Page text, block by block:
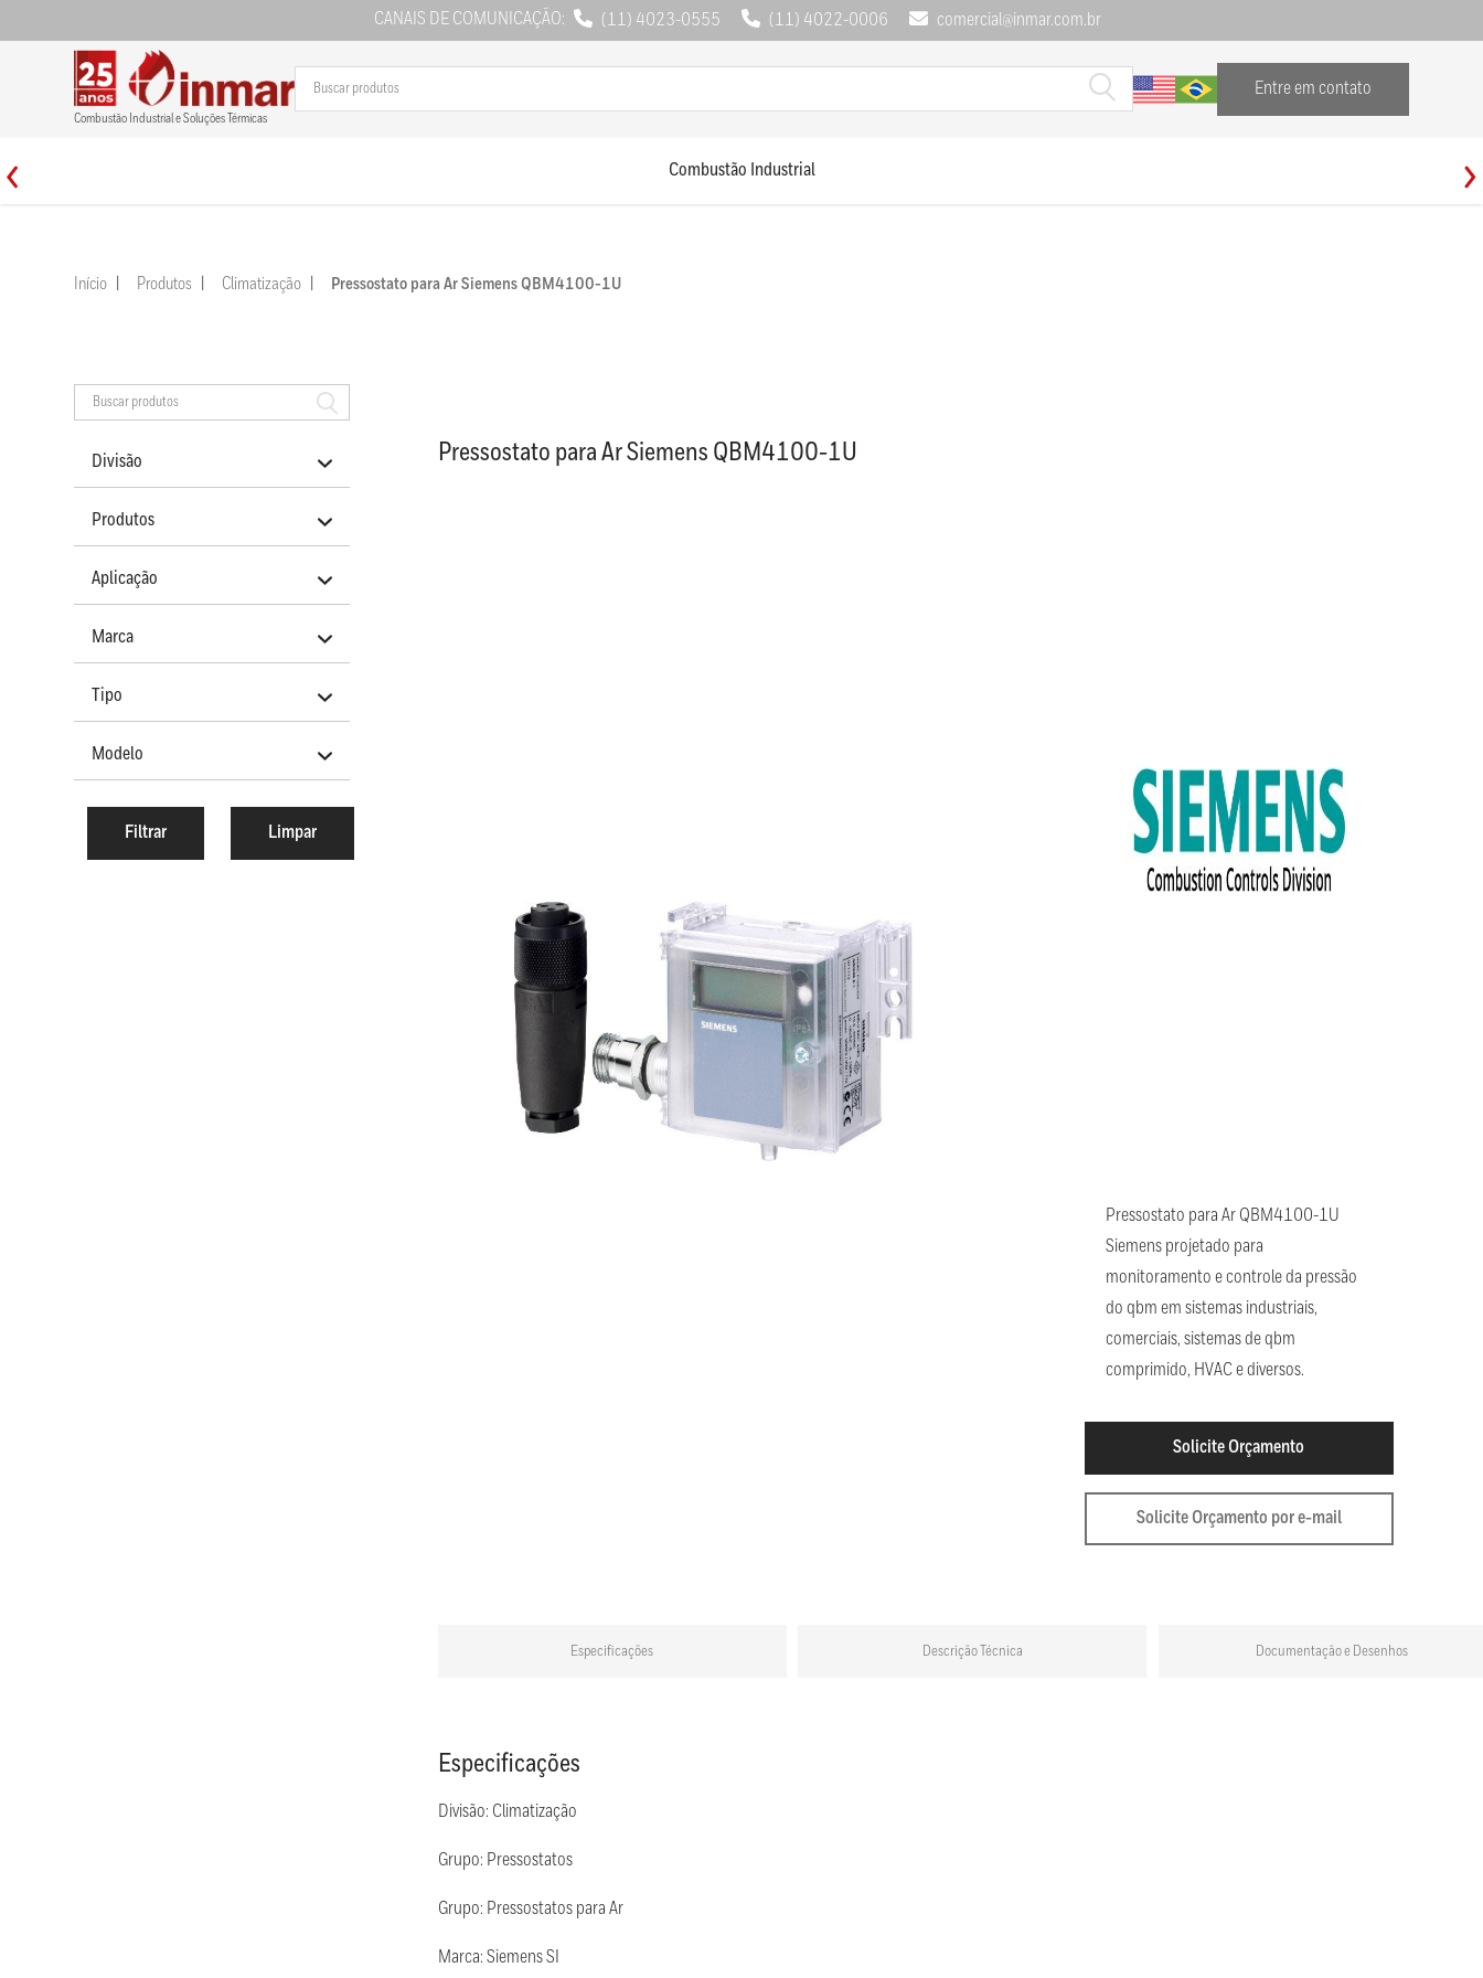
CANAIS DE COMUNICAÇÃO: (11) 4023-0555 (11) 4022-0006 comercial@inmar.com.br
Combustão Industrial e Soluções Térmicas
Entre em contato
Combustão Industrial
Início Produtos Climatização Pressostato para Ar Siemens QBM4100-1U
Divisão
Produtos
Aplicação
Marca
Tipo
Modelo
Pressostato para Ar Siemens QBM4100-1U
Pressostato para Ar QBM4100-1U
Siemens projetado para
monitoramento e controle da pressão
do qbm em sistemas industriais,
comerciais, sistemas de qbm
comprimido, HVAC e diversos.
Solicite Orçamento
Solicite Orçamento por e-mail
Especificações Descrição Técnica Documentação e Desenhos
Especificações
Divisão: Climatização
Grupo: Pressostatos
Grupo: Pressostatos para Ar
Marca: Siemens SI